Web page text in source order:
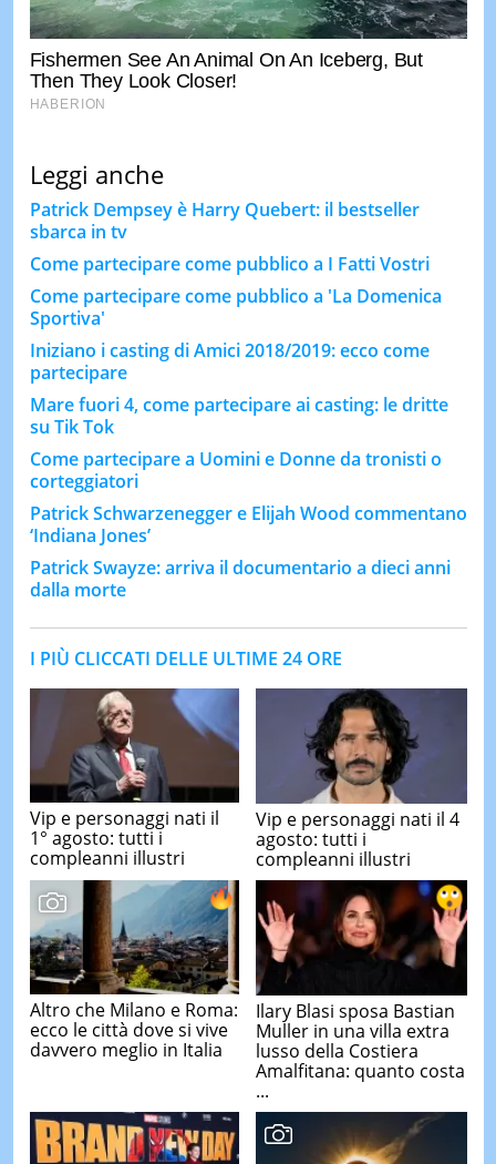
Leggi anche
Patrick Dempsey è Harry Quebert: il bestseller
sbarca in tv
Come partecipare come pubblico a I Fatti Vostri
Come partecipare come pubblico a 'La Domenica
Sportiva'
Iniziano i casting di Amici 2018/2019: ecco come
partecipare
Mare fuori 4, come partecipare ai casting: le dritte
su Tik Tok
Come partecipare a Uomini e Donne da tronisti o
corteggiatori
Patrick Schwarzenegger e Elijah Wood commentano
‘Indiana Jones’
Patrick Swayze: arriva il documentario a dieci anni
dalla morte
I PIÙ CLICCATI DELLE ULTIME 24 ORE
Vip e personaggi nati il
1° agosto: tutti i
compleanni illustri
Vip e personaggi nati il 4
agosto: tutti i
compleanni illustri
Altro che Milano e Roma:
ecco le città dove si vive
davvero meglio in Italia
Ilary Blasi sposa Bastian
Muller in una villa extra
lusso della Costiera
Amalfitana: quanto costa
...